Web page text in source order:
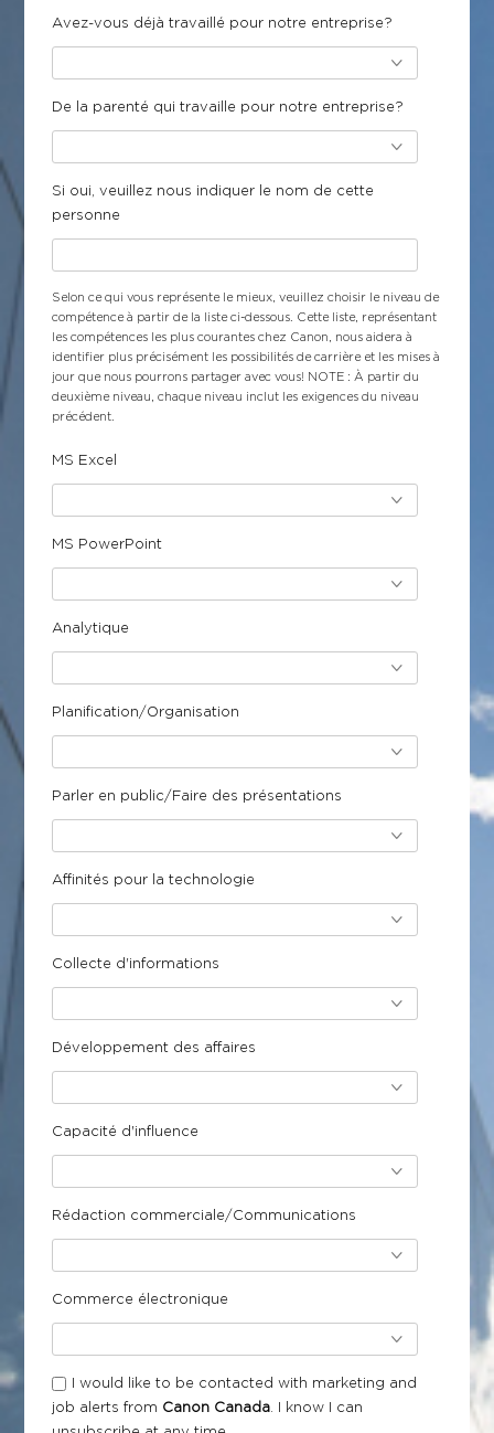
Avez-vous déjà travaillé pour notre entreprise?
De la parenté qui travaille pour notre entreprise?
Si oui, veuillez nous indiquer le nom de cette
personne
Selon ce qui vous représente le mieux, veuillez choisir le niveau de
compétence à partir de la liste ci-dessous. Cette liste, représentant
les compétences les plus courantes chez Canon, nous aidera à
identifier plus précisément les possibilités de carrière et les mises à
jour que nous pourrons partager avec vous! NOTE : À partir du
deuxième niveau, chaque niveau inclut les exigences du niveau
précédent.
MS Excel
MS PowerPoint
Analytique
Planification/Organisation
Parler en public/Faire des présentations
Affinités pour la technologie
Collecte d'informations
Développement des affaires
Capacité d'influence
Rédaction commerciale/Communications
Commerce électronique
I would like to be contacted with marketing and
job alerts from Canon Canada
I know I can